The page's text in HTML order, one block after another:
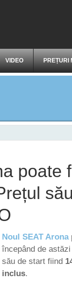
VIDEO PREȚURI
poate
Noul SEAT Arona
începând de
său de start fiind
inclus.